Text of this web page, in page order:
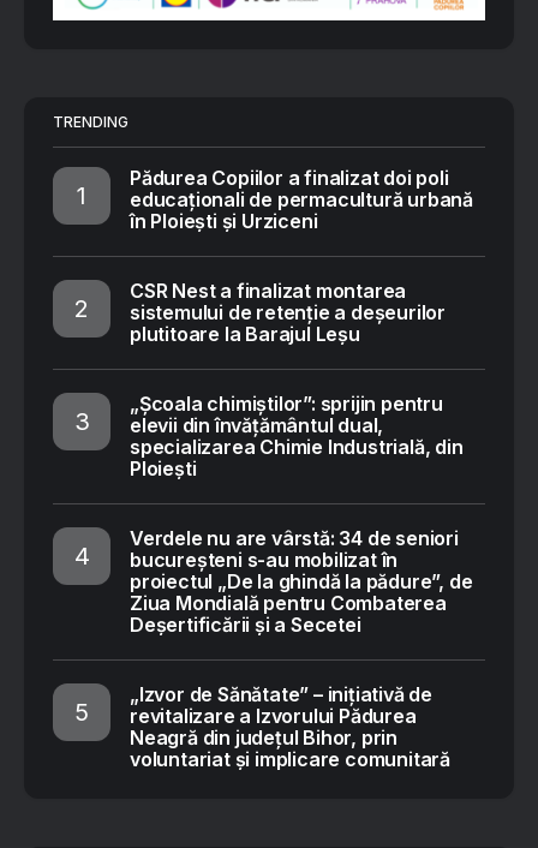
TRENDING
Pădurea Copiilor a finalizat doi poli
educaționali de permacultură urbană
în Ploiești și Urziceni
CSR Nest a finalizat montarea
sistemului de retenție a deșeurilor
plutitoare la Barajul Leșu
„Școala chimiștilor”: sprijin pentru
elevii din învățământul dual,
specializarea Chimie Industrială, din
Ploiești
Verdele nu are vârstă: 34 de seniori
bucureșteni s-au mobilizat în
proiectul „De la ghindă la pădure”, de
Ziua Mondială pentru Combaterea
Deșertificării și a Secetei
„Izvor de Sănătate” – inițiativă de
revitalizare a Izvorului Pădurea
Neagră din județul Bihor, prin
voluntariat și implicare comunitară